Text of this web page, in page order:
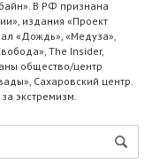
В РФ признана
издания «Проект
«Дождь», «Медуза»,
The Insider,
общество/центр
Сахаровский центр.
экстремизм.